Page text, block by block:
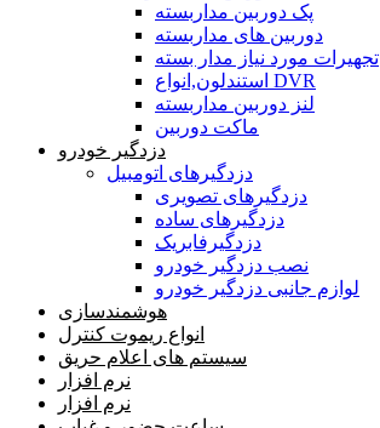
پک دوربین مداربسته
دوربین های مداربسته
تجهیرات مورد نیاز مدار بسته
استندلون,انواع DVR
لنز دوربین مداربسته
ماکت دوربین
دزدگیر خودرو
دزدگیرهای اتومبیل
دزدگیرهای تصویری
دزدگیرهای ساده
دزدگیرفابریک
نصب دزدگیر خودرو
لوازم جانبی دزدگیر خودرو
هوشمندسازی
انواع ریموت کنترل
سیستم های اعلام حریق
نرم افزار
نرم افزار